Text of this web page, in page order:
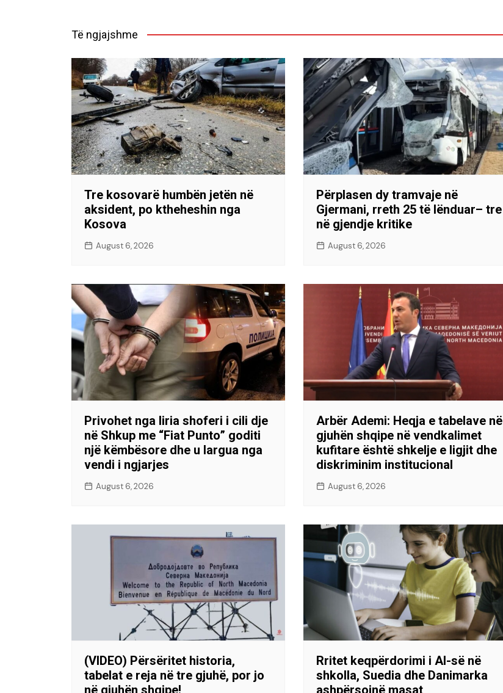
Të ngjajshme
Tre kosovarë humbën jetën në
aksident, po ktheheshin nga
Kosova
August 6, 2026
Përplasen dy tramvaje në
Gjermani, rreth 25 të lënduar– tre
në gjendje kritike
August 6, 2026
Privohet nga liria shoferi i cili dje
në Shkup me “Fiat Punto” goditi
një këmbësore dhe u largua nga
vendi i ngjarjes
August 6, 2026
Arbër Ademi: Heqja e tabelave në
gjuhën shqipe në vendkalimet
kufitare është shkelje e ligjit dhe
diskriminim institucional
August 6, 2026
(VIDEO) Përsëritet historia,
tabelat e reja në tre gjuhë, por jo
Rritet keqpërdorimi i AI-së në
shkolla, Suedia dhe Danimarka